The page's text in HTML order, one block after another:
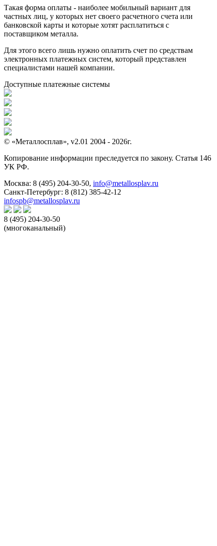
Такая форма оплаты - наиболее мобильный вариант для
частных лиц, у которых нет своего расчетного счета или
банковской карты и которые хотят расплатиться с
поставщиком металла.
Для этого всего лишь нужно оплатить счет по средствам
электронных платежных систем, который представлен
специалистами нашей компании.
Доступные платежные системы
© «Металлосплав», v2.01 2004 - 2026г.
Копирование информации преследуется по закону. Статья 146
УК РФ.
Москва: 8 (495) 204-30-50, info@metallosplav.ru
Санкт-Петербург: 8 (812) 385-42-12
infospb@metallosplav.ru
8 (495) 204-30-50
(многоканальный)